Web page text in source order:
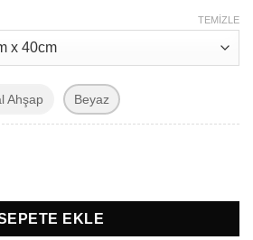
₺799,99
Ahşap Beyaz
TEMIZLE
"Süper DEDE" Çerçeveli Tablo
EKLE